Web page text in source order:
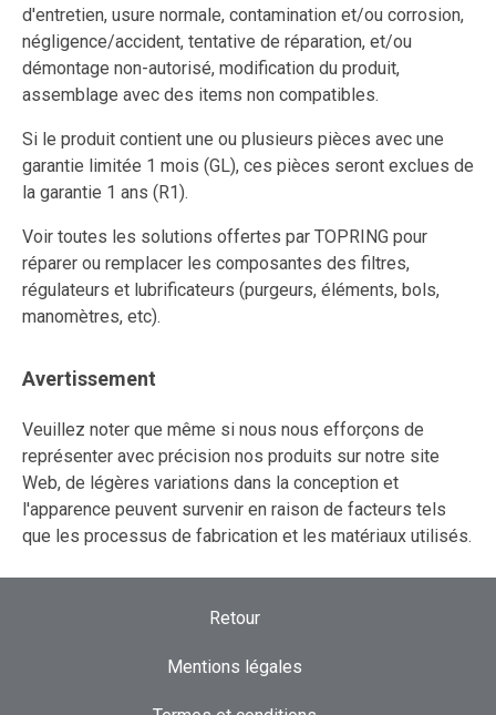
d'entretien, usure normale, contamination et/ou corrosion,
négligence/accident, tentative de réparation, et/ou
démontage non-autorisé, modification du produit,
assemblage avec des items non compatibles.
Si le produit contient une ou plusieurs pièces avec une
garantie limitée 1 mois (GL), ces pièces seront exclues de
la garantie 1 ans (R1).
Voir toutes les solutions offertes par TOPRING pour
réparer ou remplacer les composantes des filtres,
régulateurs et lubrificateurs (purgeurs, éléments, bols,
manomètres, etc).
Avertissement
Veuillez noter que même si nous nous efforçons de
représenter avec précision nos produits sur notre site
Web, de légères variations dans la conception et
l'apparence peuvent survenir en raison de facteurs tels
que les processus de fabrication et les matériaux utilisés.
Retour
Mentions légales